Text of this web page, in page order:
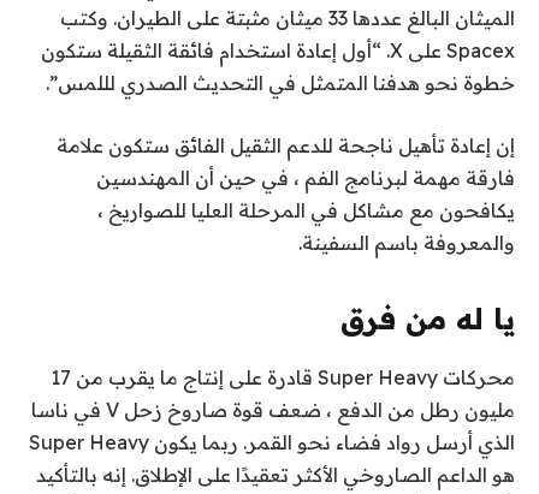
الميثان البالغ عددها 33 ميثان مثبتة على الطيران. وكتب
Spacex على X. “أول إعادة استخدام فائقة الثقيلة ستكون
خطوة نحو هدفنا المتمثل في التحديث الصدري لللمس”.
إن إعادة تأهيل ناجحة للدعم الثقيل الفائق ستكون علامة
فارقة مهمة لبرنامج الفم ، في حين أن المهندسين
يكافحون مع مشاكل في المرحلة العليا للصواريخ ،
والمعروفة باسم السفينة.
يا له من فرق
محركات Super Heavy قادرة على إنتاج ما يقرب من 17
مليون رطل من الدفع ، ضعف قوة صاروخ زحل V في ناسا
الذي أرسل رواد فضاء نحو القمر. ربما يكون Super Heavy
هو الداعم الصاروخي الأكثر تعقيدًا على الإطلاق. إنه بالتأكيد